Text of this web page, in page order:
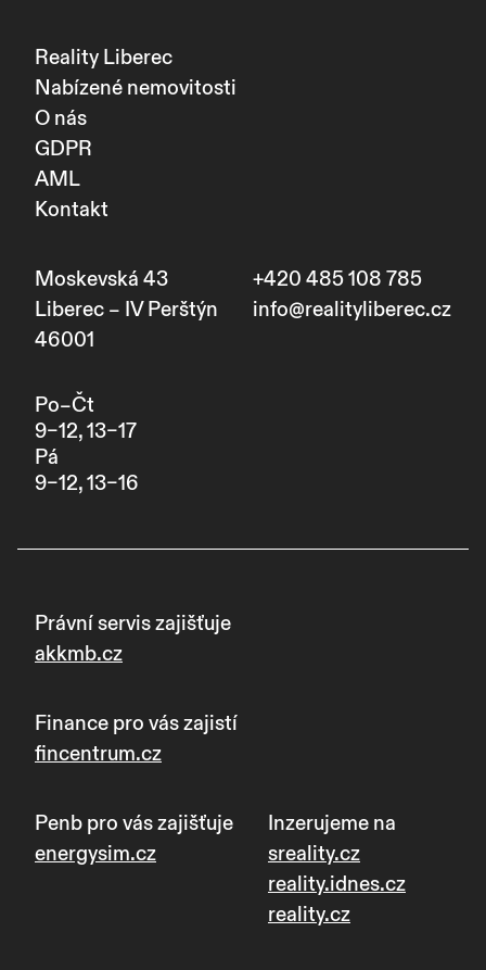
Reality Liberec
Nabízené nemovitosti
O nás
GDPR
AML
Kontakt
Moskevská 43
Liberec – IV Perštýn
46001
+420 485 108 785
info@realityliberec.cz
Po–Čt
9–12, 13–17
Pá
9–12, 13–16
Právní servis zajišťuje
akkmb.cz
Finance pro vás zajistí
fincentrum.cz
Penb pro vás zajišťuje
energysim.cz
Inzerujeme na
sreality.cz
reality.idnes.cz
reality.cz